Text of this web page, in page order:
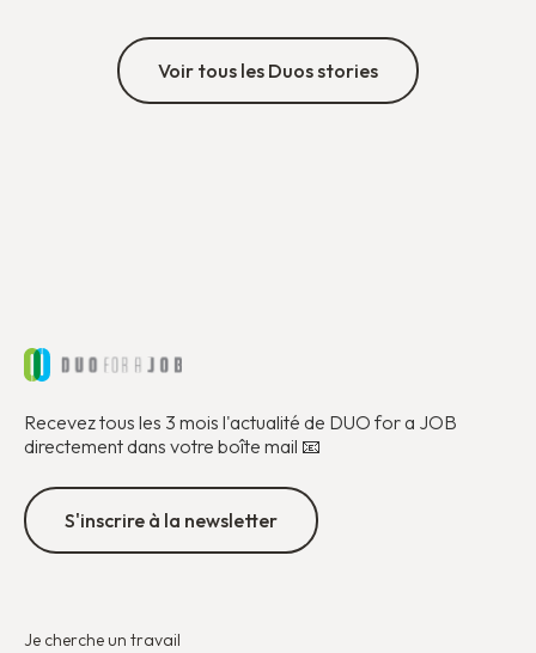
Voir tous les Duos stories
Recevez tous les 3 mois l'actualité de DUO for a JOB
directement dans votre boîte mail 📧
S'inscrire à la newsletter
Je cherche un travail